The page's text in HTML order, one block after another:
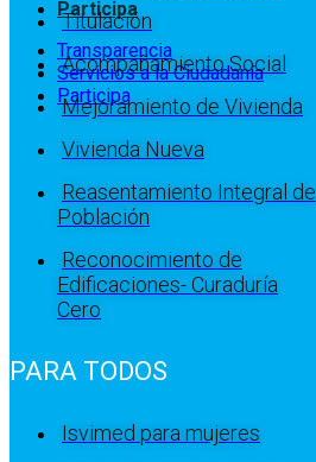
Participa
Transparencia
Servicios a la Ciudadanía
Participa
Titulación
Acompañamiento Social
Mejoramiento de Vivienda
Vivienda Nueva
Reasentamiento Integral de
Población
Reconocimiento de
Edificaciones- Curaduría
Cero
PARA TODOS
Isvimed para mujeres